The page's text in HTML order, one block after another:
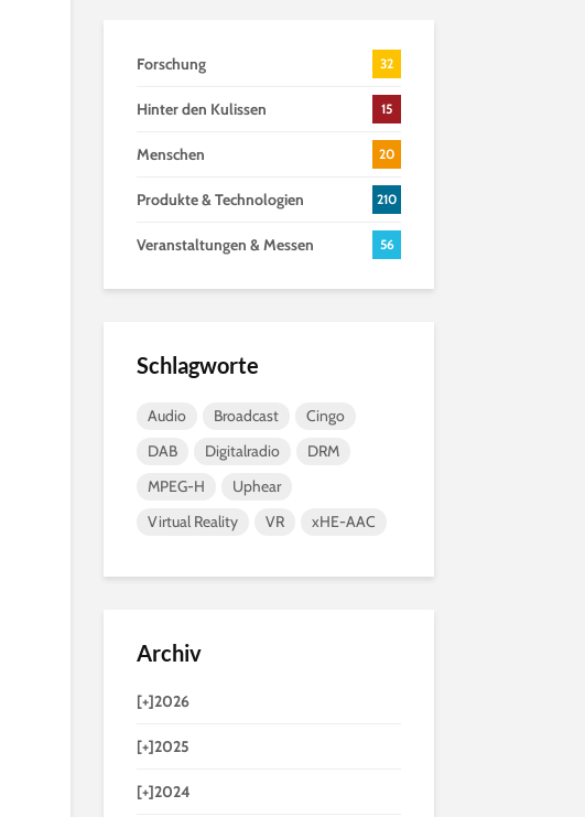
Forschung 32
Hinter den Kulissen 15
Menschen 20
Produkte & Technologien 210
Veranstaltungen & Messen 56
Schlagworte
Audio Broadcast
Cingo
DAB
Digitalradio
DRM
MPEG-H
Uphear
Virtual Reality
VR xHE-AAC
Archiv
[+]2026
[+]2025
[+]2024